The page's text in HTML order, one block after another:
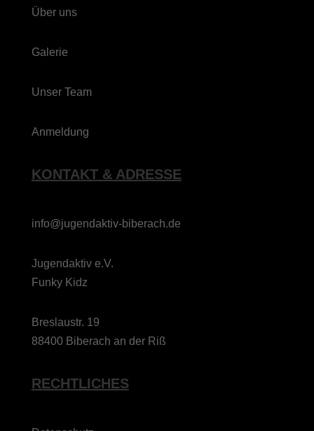
Über uns
Galerie
Unser Team
Anmeldung
KONTAKT & ADRESSE
info@jugendaktiv-biberach.de
Jugendaktiv e.V.
Funky Kidz
Breslaustr. 19
88400 Biberach an der Riß
RECHTLICHES